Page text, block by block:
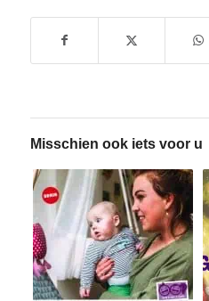
Misschien ook iets voor u